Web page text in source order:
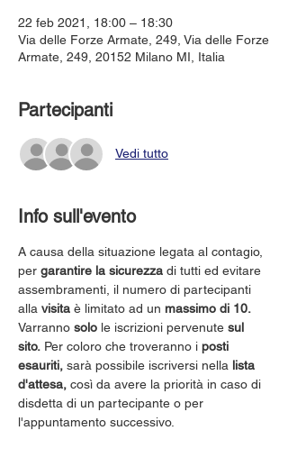
22 feb 2021, 18:00 – 18:30
Via delle Forze Armate, 249, Via delle Forze
Armate, 249, 20152 Milano MI, Italia
Partecipanti
Vedi tutto
Info sull'evento
A causa della situazione legata al contagio,
per garantire la sicurezza di tutti ed evitare
assembramenti, il numero di partecipanti
alla visita è limitato ad un massimo di 10.
Varranno solo le iscrizioni pervenute sul
sito. Per coloro che troveranno i posti
esauriti, sarà possibile iscriversi nella lista
d'attesa, così da avere la priorità in caso di
disdetta di un partecipante o per
l'appuntamento successivo.